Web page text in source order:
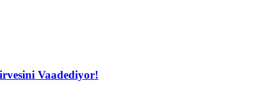
Vaadediyor!